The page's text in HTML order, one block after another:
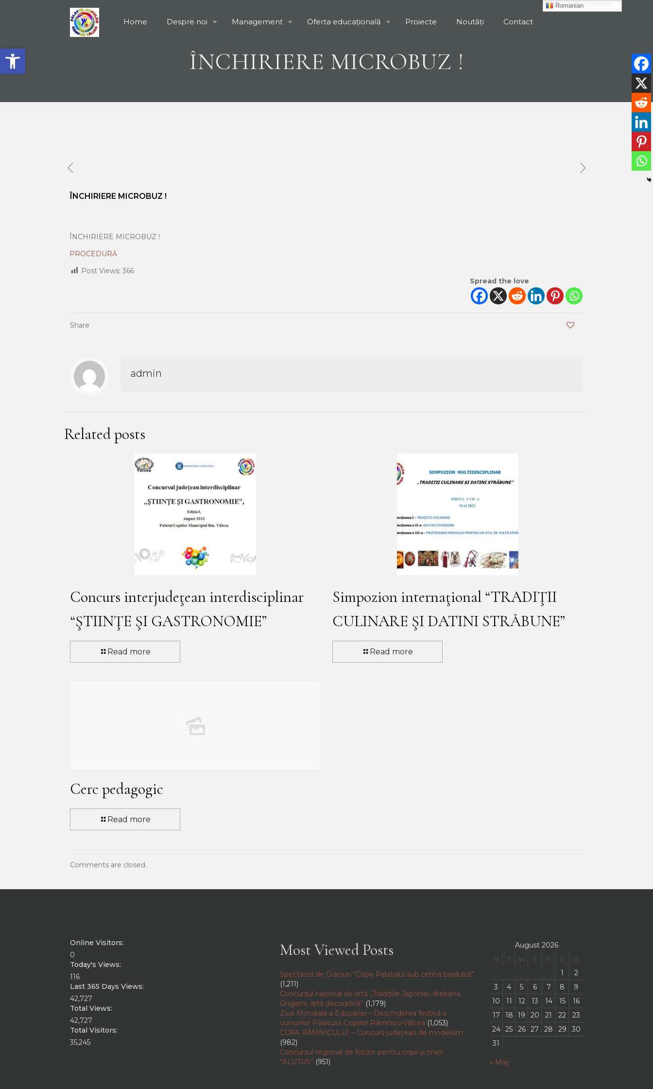
Open toolbar
Home Despre noi Management Oferta educațională Proiecte Noutăți Contact
Romanian
ÎNCHIRIERE MICROBUZ !
ÎNCHIRIERE MICROBUZ !
ÎNCHIRIERE MICROBUZ !
PROCEDURĂ
Post Views: 366
Spread the love
Share
admin
Related posts
Concurs interjudeţean interdisciplinar
“ŞTIINŢE ŞI GASTRONOMIE”
Read more
Simpozion internaţional “TRADIŢII
CULINARE ŞI DATINI STRĂBUNE”
Read more
Cerc pedagogic
Read more
Comments are closed.
Online Visitors:
0
Today's Views:
116
Last 365 Days Views:
42,727
Total Views:
42,727
Total Visitors:
35,245
Most Viewed Posts
Spectacol de Crăciun “Copiii Palatului sub cetina bradului!”
(1,211)
Concursul naţional de artă „Tradiţiile Japoniei, Ikebana,
Origami, artă decorativă” (1,179)
Ziua Mondială a Educației – Deschiderea festivă a
cursurilor Palatului Copiilor Râmnicu-Vâlcea (1,053)
CUPA RÂMNICULUI – Concurs judeţean de modelism
(982)
Concursul regional de folclor pentru copii şi tineri
“ALUTUS” (951)
August 2026
1
2
3
4 5 6 7 8
9
10
11 12 13 14 15
16
17
18 19 20 21 22
23
24 25 26 27 28 29
30
31
« May